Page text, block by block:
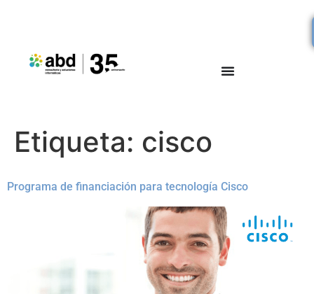
Etiqueta: cisco
Programa de financiación para tecnología Cisco